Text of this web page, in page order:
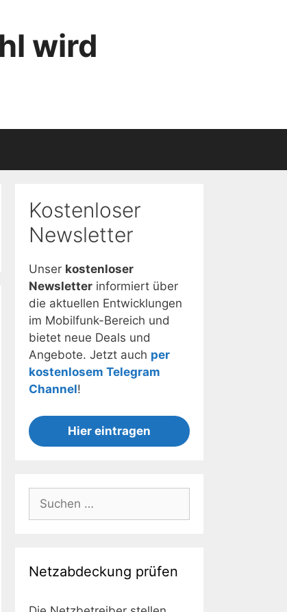
wird
Kostenloser
Newsletter
Unser kostenloser
Newsletter informiert über
die aktuellen Entwicklungen
im Mobilfunk-Bereich und
bietet neue Deals und
Angebote. Jetzt auch per
kostenlosem Telegram
Channel!
Hier eintragen
nach:
Netzabdeckung prüfen